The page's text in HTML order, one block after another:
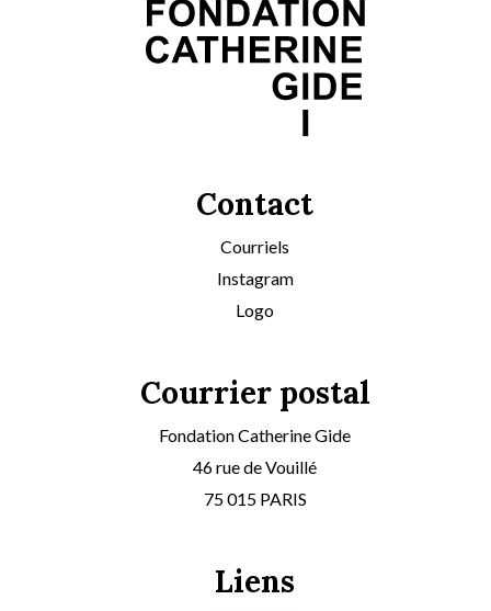
Contact
Courriels
Instagram
Logo
Courrier postal
Fondation Catherine Gide
46 rue de Vouillé
75 015 PARIS
Liens